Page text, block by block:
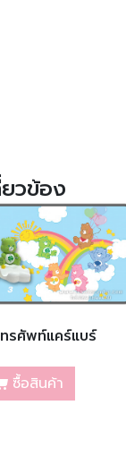
วข้อง
รศัพท์แคร์แบร์
ซื้อสินค้า